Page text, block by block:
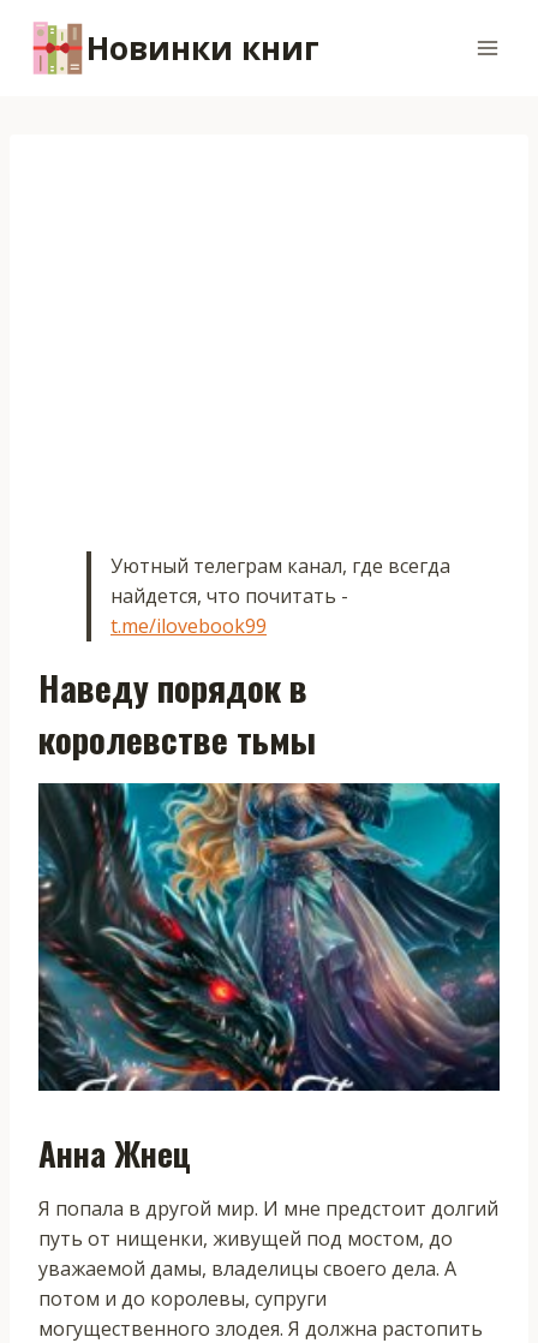
содержимому
Новинки книг
Уютный телеграм канал, где всегда
найдется, что почитать -
t.me/ilovebook99
Наведу порядок в
королевстве тьмы
Анна Жнец
Я попала в другой мир. И мне предстоит долгий
путь от нищенки, живущей под мостом, до
уважаемой дамы, владелицы своего дела. А
потом и до королевы, супруги
могущественного злодея. Я должна растопить